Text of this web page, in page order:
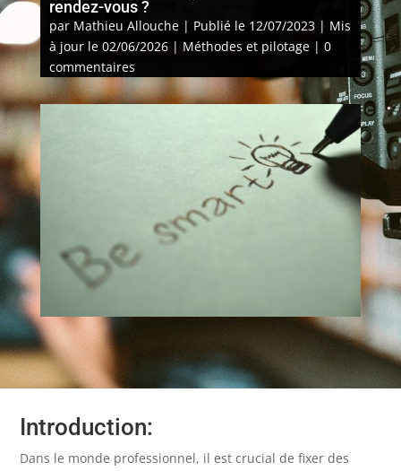
rendez-vous ?
par Mathieu Allouche| Publié le 12/07/2023 | Mis
à jour le 02/06/2026| Méthodes et pilotage| 0
commentaires
Introduction:
Dans le monde professionnel, il est crucial de fixer des